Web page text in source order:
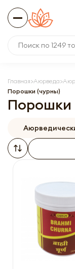
Главная Аюрведа
Порошки (чурны)
Порошки